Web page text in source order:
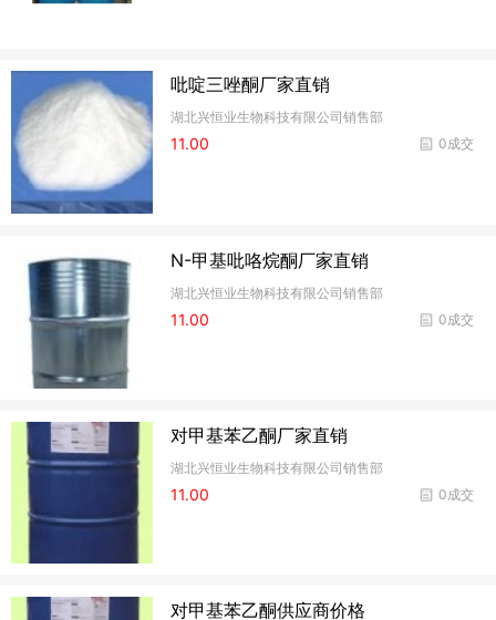
​吡啶三唑酮厂家直销
湖北兴恒业生物科技有限公司销售部
0成交
11.00
​N-甲基吡咯烷酮厂家直销
湖北兴恒业生物科技有限公司销售部
0成交
11.00
​对甲基苯乙酮厂家直销
湖北兴恒业生物科技有限公司销售部
0成交
11.00
​对甲基苯乙酮供应商价格